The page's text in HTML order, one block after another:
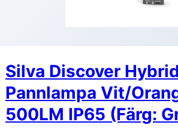
Silva Discover Hybrid
Pannlampa Vit/
500LM IP65 (Färg: